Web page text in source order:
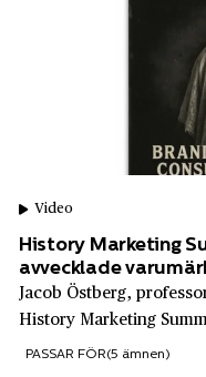
Element Six
Enköpings
Video
History Marketing
avvecklade
Jacob Östberg,
History Marketing
fantomvarumärken.
PASSAR FÖR(5 ämnen)